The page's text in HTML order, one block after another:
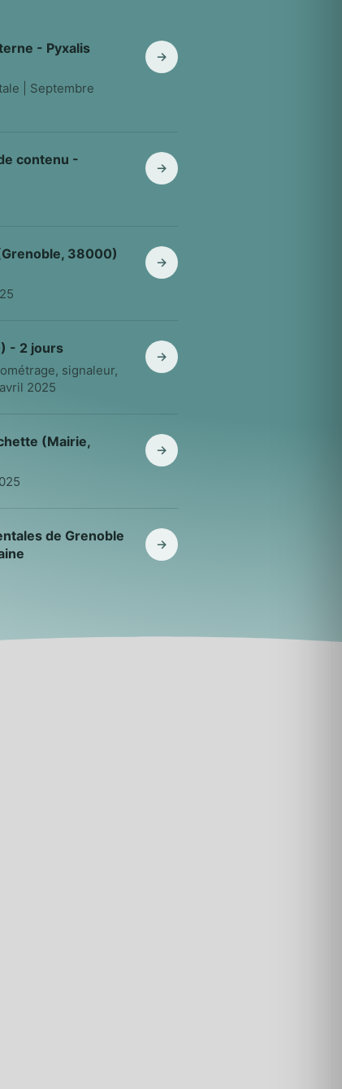
- Pyxalis
| Septembre
→
contenu -
→
38000)
→
- 2 jours
signaleur,
2025
→
(Mairie,
→
de Grenoble
→